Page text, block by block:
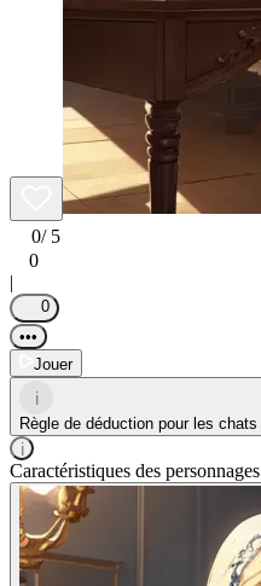
0/ 5
0
|
0
•••
Jouer
i
Règle de déduction pour les chats
i
Caractéristiques des personnages